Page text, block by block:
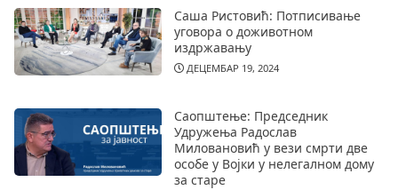
Саша Ристовић: Потписивање
уговора о доживотном
издржавању
ДЕЦЕМБАР 19, 2024
Саопштење: Председник
Удружења Радослав
Миловановић у вези смрти две
особе у Војки у нелегалном дому
за старе